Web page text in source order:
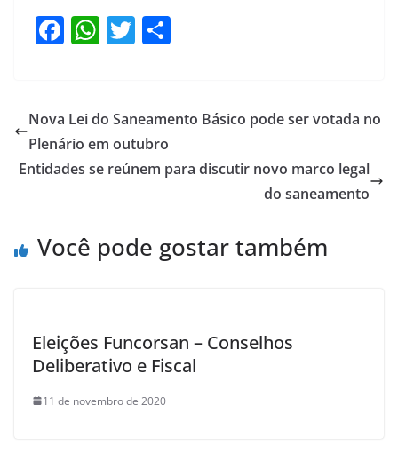
F
e
b
o
W
s
A
p
T
er e
Nova Lei do Saneamento Básico pode ser votada no
Plenário em outubro
Entidades se reúnem para discutir novo marco legal
do saneamento
Você pode gostar também
Eleições Funcorsan – Conselhos
Deliberativo e Fiscal
11 de novembro de 2020